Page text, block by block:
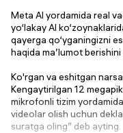
Meta AI yordamida real
yo‘lakay AI
qayerga qo‘yganingizni
haqida ma’lumot berishini
Ko'rgan va eshitgan
Kengaytirilgan 12
mikrofonli tizim
videolar olish uchun
suratga oling” deb ayting.